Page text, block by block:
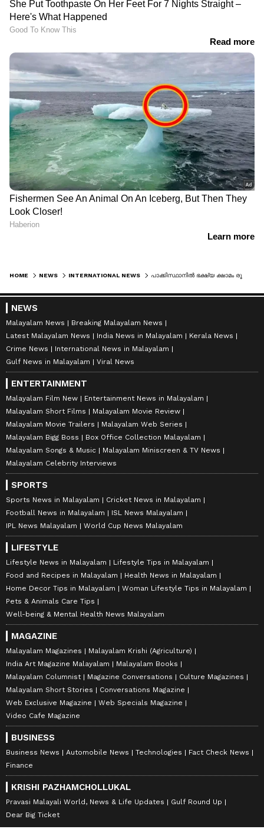
HOME NEWS INTERNATIONAL NEWS
NEWS
Malayalam News
Breaking Malayalam News
Latest Malayalam News
India News in Malayalam
Kerala News
Crime News
International News in Malayalam
Gulf News in Malayalam
Viral News
ENTERTAINMENT
Malayalam Film New
Entertainment News in Malayalam
Malayalam Short Films
Malayalam Movie Review
Malayalam Movie Trailers
Malayalam Web Series
Malayalam Bigg Boss
Box Office Collection Malayalam
Malayalam Songs & Music
Malayalam Miniscreen & TV News
Malayalam Celebrity Interviews
SPORTS
Sports News in Malayalam
Cricket News in Malayalam
Football News in Malayalam
ISL News Malayalam
IPL News Malayalam
World Cup News Malayalam
LIFESTYLE
Lifestyle News in Malayalam
Lifestyle Tips in Malayalam
Food and Recipes in Malayalam
Health News in Malayalam
Home Decor Tips in Malayalam
Woman Lifestyle Tips in Malayalam
Pets & Animals Care Tips
Well-being & Mental Health News Malayalam
MAGAZINE
Malayalam Magazines
Malayalam Krishi (Agriculture)
India Art Magazine Malayalam
Malayalam Books
Malayalam Columnist
Magazine Conversations
Culture Magazines
Malayalam Short Stories
Conversations Magazine
Web Exclusive Magazine
Web Specials Magazine
Video Cafe Magazine
BUSINESS
Business News Automobile News Technologies
Fact Check News
Finance
KRISHI PAZHAMCHOLLUKAL
Pravasi Malayali World, News & Life Updates
Gulf Round Up
Dear Big Ticket